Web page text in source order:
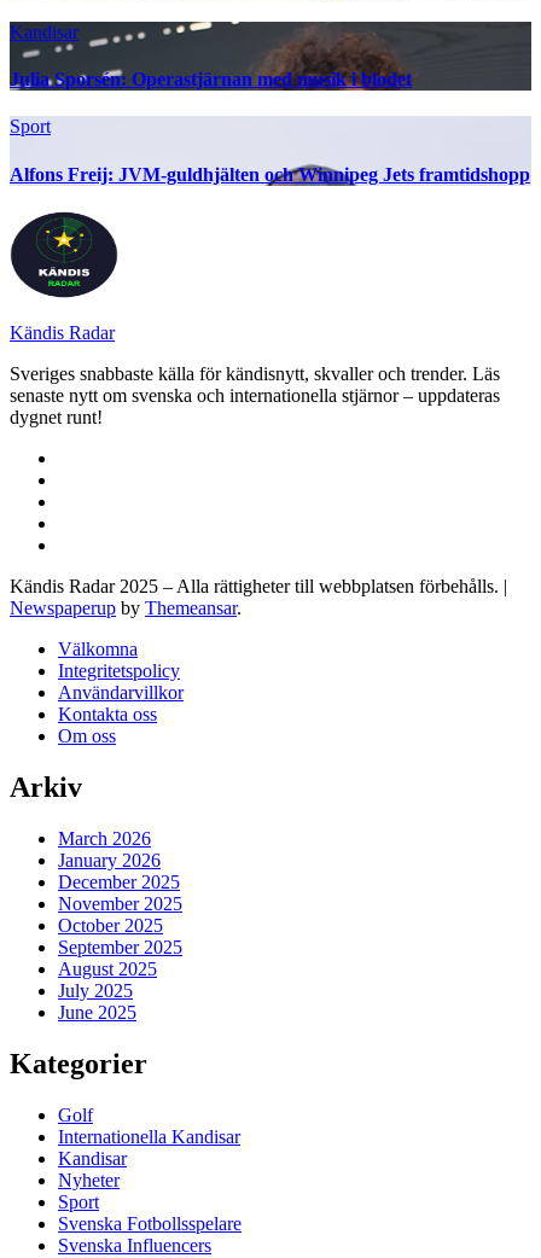
Kandisar
Julia Sporsén: Operastjärnan med musik i blodet
Sport
Alfons Freij: JVM-guldhjälten och Winnipeg Jets framtidshopp
Kändis Radar
Sveriges snabbaste källa för kändisnytt, skvaller och trender. Läs
senaste nytt om svenska och internationella stjärnor – uppdateras
dygnet runt!
Kändis Radar 2025 – Alla rättigheter till webbplatsen förbehålls. |
Newspaperup by Themeansar.
Välkomna
Integritetspolicy
Användarvillkor
Kontakta oss
Om oss
Arkiv
March 2026
January 2026
December 2025
November 2025
October 2025
September 2025
August 2025
July 2025
June 2025
Kategorier
Golf
Internationella Kandisar
Kandisar
Nyheter
Sport
Svenska Fotbollsspelare
Svenska Influencers